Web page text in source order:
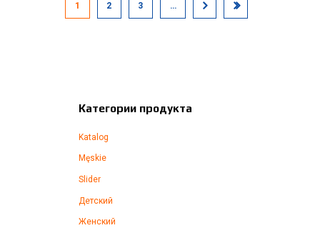
1 2 3 …
Категории продукта
Katalog
Męskie
Slider
Детский
Женский